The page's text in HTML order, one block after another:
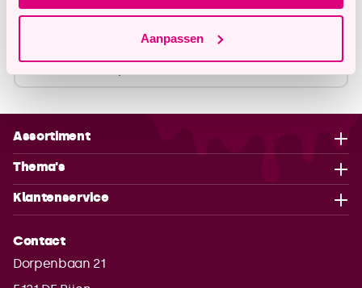
Aanpassen
Omschrijving
Specificaties
Assortiment
Thema's
Klantenservice
Contact
Dorpenbaan 21